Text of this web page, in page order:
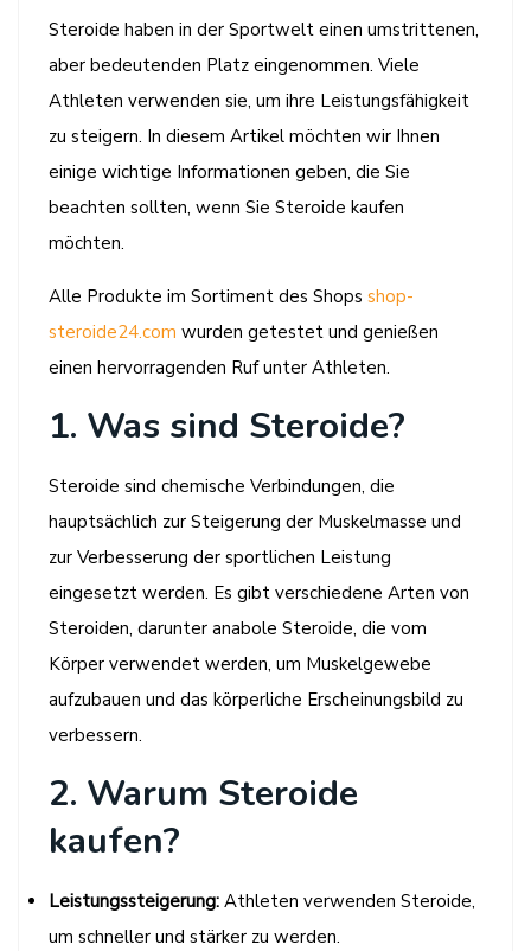
Steroide haben in der Sportwelt einen umstrittenen,
aber bedeutenden Platz eingenommen. Viele
Athleten verwenden sie, um ihre Leistungsfähigkeit
zu steigern. In diesem Artikel möchten wir Ihnen
einige wichtige Informationen geben, die Sie
beachten sollten, wenn Sie Steroide kaufen
möchten.
Alle Produkte im Sortiment des Shops shop-
steroide24.com wurden getestet und genießen
einen hervorragenden Ruf unter Athleten.
1. Was sind Steroide?
Steroide sind chemische Verbindungen, die
hauptsächlich zur Steigerung der Muskelmasse und
zur Verbesserung der sportlichen Leistung
eingesetzt werden. Es gibt verschiedene Arten von
Steroiden, darunter anabole Steroide, die vom
Körper verwendet werden, um Muskelgewebe
aufzubauen und das körperliche Erscheinungsbild zu
verbessern.
2. Warum Steroide
kaufen?
Leistungssteigerung: Athleten verwenden Steroide,
um schneller und stärker zu werden.